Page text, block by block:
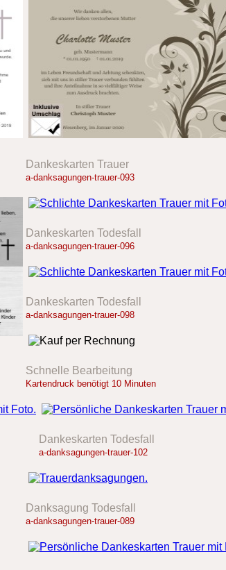
Dankeskarten Trauer
a-danksagungen-trauer-093
Dankeskarten Todesfall
a-danksagungen-trauer-096
Dankeskarten Todesfall
a-danksagungen-trauer-098
Schnelle Bearbeitung
Kartendruck benötigt 10 Minuten
Dankeskarten Todesfall
a-danksagungen-trauer-102
Danksagung Todesfall
a-danksagungen-trauer-089